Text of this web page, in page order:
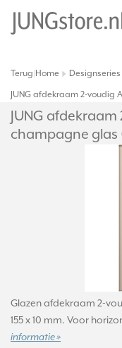
Terug Home Designseries
JUNG afdekraam 2-voudig
JUNG
champagne glas
Glazen afdekraam 2-
155 x 10 mm. Voor
informatie »